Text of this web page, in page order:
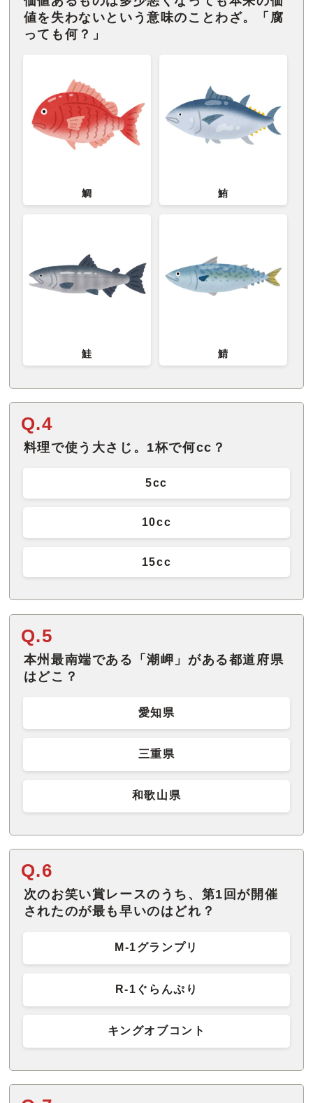
値を失わないという意味のことわざ。「腐
っても何？」
鯛 鮪
鮭 鯖
Q.4
料理で使う大さじ。1杯で何cc？
5cc
10cc
15cc
Q.5
本州最南端である「潮岬」がある都道府県
はどこ？
愛知県
三重県
和歌山県
Q.6
次のお笑い賞レースのうち、第1回が開催
されたのが最も早いのはどれ？
M-1グランプリ
R-1ぐらんぷり
キングオブコント